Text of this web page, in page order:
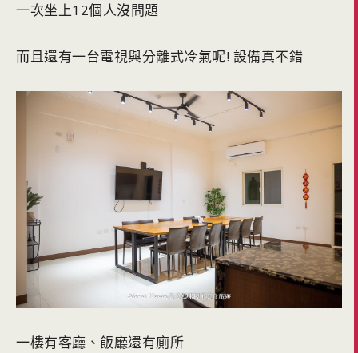
一次坐上12個人沒問題
而且還有一台電視與分離式冷氣呢! 設備真不錯
一樓有客廳、飯廳還有廁所